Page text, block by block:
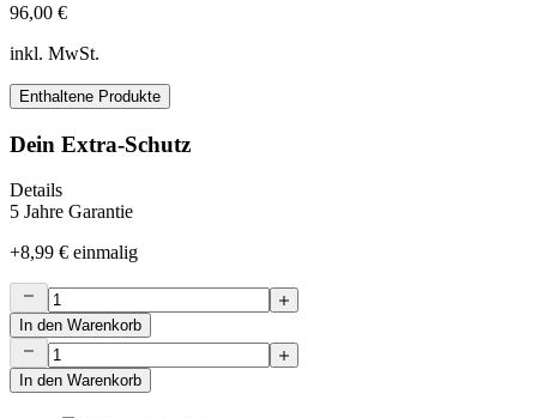
96,00 €
inkl. MwSt.
Enthaltene Produkte
Dein Extra-Schutz
Details
5 Jahre Garantie
+8,99 € einmalig
In den Warenkorb
In den Warenkorb